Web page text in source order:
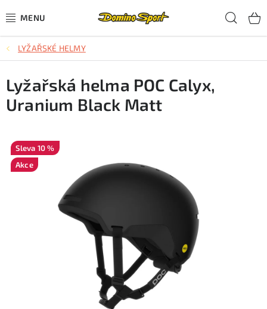
na
CYKLISTIKA
SJEZDOVÉ LYŽOVÁNÍ
SKIALPOVÉ LYŽOVÁNÍ
BĚŽECKÉ LYŽOVÁNÍ
OBLEČENÍ A OBUV
LYŽAŘSKÉ HELMY
Lyžařská helma POC Calyx,
Uranium Black Matt
10 %
Akce